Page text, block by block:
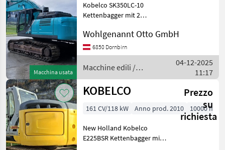
Macchina usata
Kobelco SK350LC-10
Kettenbagger mit 2
Frontschutzgitter,
Zentralschmieranlage,
Schnellwechsler Likufix inkl.
1Tieflöffel mit Zähnen.
Wohlgenannt Otto GmbH
6850 Dornbirn
Macchine edili /
Kobelco
04-12-2025
11:17
KOBELCO
Prezzo
su
richiesta
161 CV/118 kW Anno prod. 2010 10000 h
New Holland Kobelco
E225BSR Kettenbagger mit